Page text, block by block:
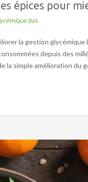
épices pour
bas
la gestion
depuis des
la simple amélioration du